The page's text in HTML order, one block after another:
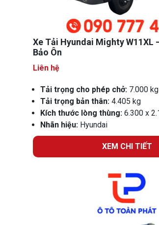
Xe Tải Hyundai Mighty W11XL
Bảo Ôn
Liên hệ
Tải trọng cho phép chở: 7.000 kg
Tải trọng bản thân: 4.405 kg
Kích thước lòng thùng: 6.300 x
Nhãn hiệu: Hyundai
XEM CHI TIẾT